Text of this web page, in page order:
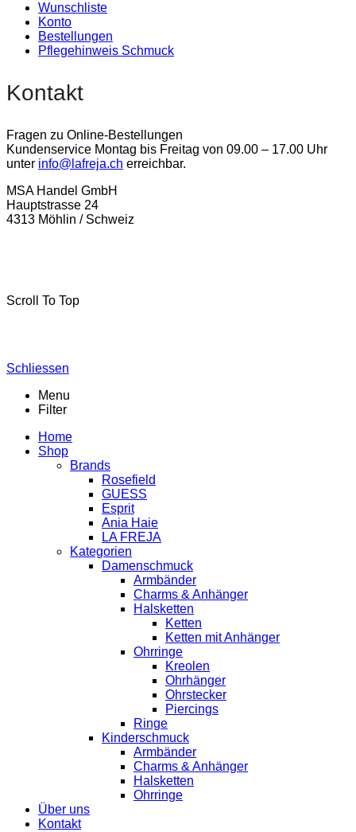
Wunschliste
Konto
Bestellungen
Pflegehinweis Schmuck
Kontakt
Fragen zu Online-Bestellungen
Kundenservice Montag bis Freitag von 09.00 – 17.00 Uhr
unter info@lafreja.ch erreichbar.
MSA Handel GmbH
Hauptstrasse 24
4313 Möhlin / Schweiz
Scroll To Top
Schliessen
Menu
Filter
Home
Shop
Brands
Rosefield
GUESS
Esprit
Ania Haie
LA FREJA
Kategorien
Damenschmuck
Armbänder
Charms & Anhänger
Halsketten
Ketten
Ketten mit Anhänger
Ohrringe
Kreolen
Ohrhänger
Ohrstecker
Piercings
Ringe
Kinderschmuck
Armbänder
Charms & Anhänger
Halsketten
Ohrringe
Über uns
Kontakt